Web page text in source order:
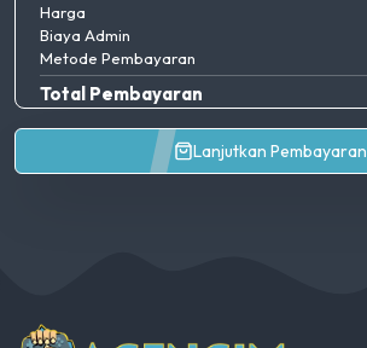
Harga
Biaya Admin
Metode Pembayaran
Total Pembayaran
Lanjutkan Pembayaran
AgenGim